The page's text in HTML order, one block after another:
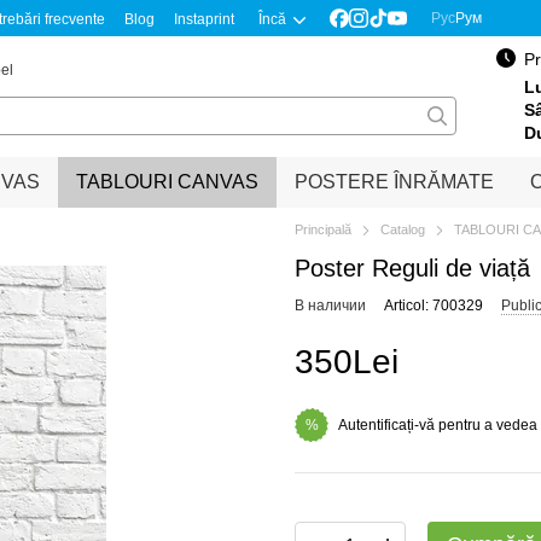
frecvente Blog Instaprint Încă РусРум
TABLOURI CANVAS POSTERE ÎNRĂMATE
Principală Catalog TABLOURI
Poster Reguli de viață
В наличии Articol: 700329
350Lei
% Autentificați-vă pentru a